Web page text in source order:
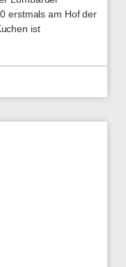
erstmals am Hof der
ist